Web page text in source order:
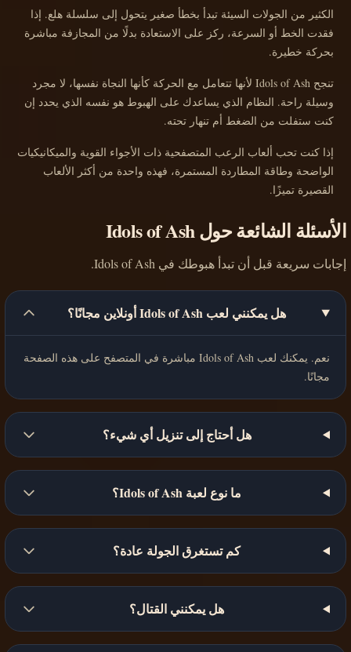
الكثير من الجولات السيئة تبدأ بخطأ صغير يتحول إلى سلسلة هلع. إذا
فقدت الخط أو السرعة، ركز على الاستعادة بدلًا من المجازفة مباشرة
بحركة خطيرة.
تنجح Idols of Ash لأنها تتعامل مع الحركة كأنها النجاة نفسها، لا مجرد
وسيلة راحة. النظام الذي يساعدك على الهبوط هو نفسه الذي يحدد إن
كنت ستفلت من الضغط أم تنهار تحته.
إذا كنت تحب ألعاب الرعب المتصفحية ذات الأجواء القوية والميكانيكيات
الواضحة وطاقة المطاردة المستمرة، فهذه واحدة من أكثر الألعاب
القصيرة تميزًا.
الأسئلة الشائعة حول Idols of Ash
إجابات سريعة قبل أن تبدأ هبوطك في Idols of Ash.
هل يمكنني لعب Idols of Ash أونلاين مجانًا؟
نعم. يمكنك لعب Idols of Ash مباشرة في المتصفح على هذه الصفحة
مجانًا.
هل أحتاج إلى تنزيل أي شيء؟
ما نوع لعبة Idols of Ash؟
كم تستغرق الجولة عادة؟
هل يمكنني القتال؟